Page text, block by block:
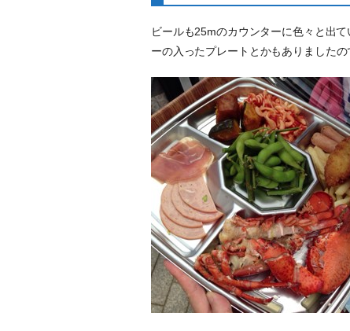
ビールも25mのカウンターに色々と出
ーの入ったプレートとかもありましたの